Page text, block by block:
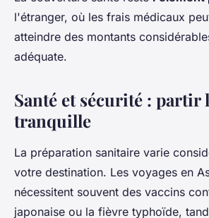
l'étranger, où les frais médicaux
atteindre des montants
adéquate.
Santé et sécurité : partir
tranquille
La préparation sanitaire varie
votre destination. Les voyages en
nécessitent souvent des vaccins
japonaise ou la fièvre typhoïde,